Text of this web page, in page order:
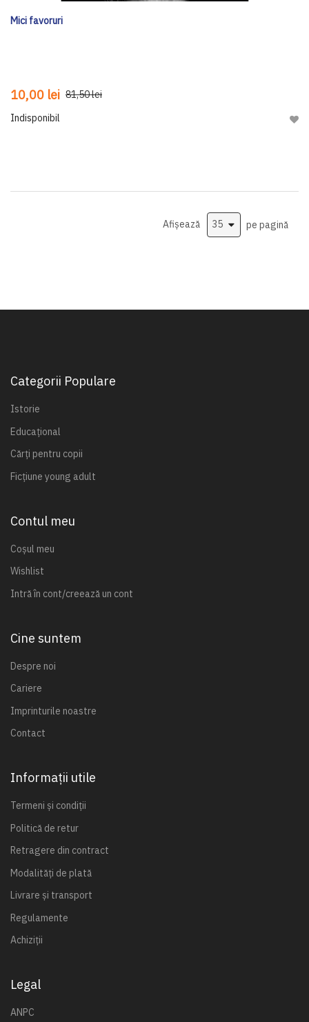
Mici favoruri
10,00 lei 81,50 lei
Indisponibil
Afișează pe pagină
Categorii Populare
Istorie
Educațional
Cărți pentru copii
Ficțiune young adult
Contul meu
Coșul meu
Wishlist
Intră în cont/creează un cont
Cine suntem
Despre noi
Cariere
Imprinturile noastre
Contact
Informații utile
Termeni și condiții
Politică de retur
Retragere din contract
Modalități de plată
Livrare și transport
Regulamente
Achiziții
Legal
ANPC